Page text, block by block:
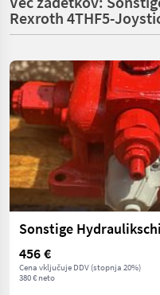
Rexroth 4THF5-
Sonstige
456 €
Cena vključuje DDV (stopnja 20%)
380 € neto